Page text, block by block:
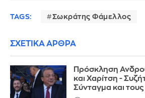
TAGS: Σωκράτης Φάμελλος
ΣΧΕΤΙΚΑ ΑΡΘΡΑ
Πρόσκληση
και Χαρίτση -
Σύνταγμα και